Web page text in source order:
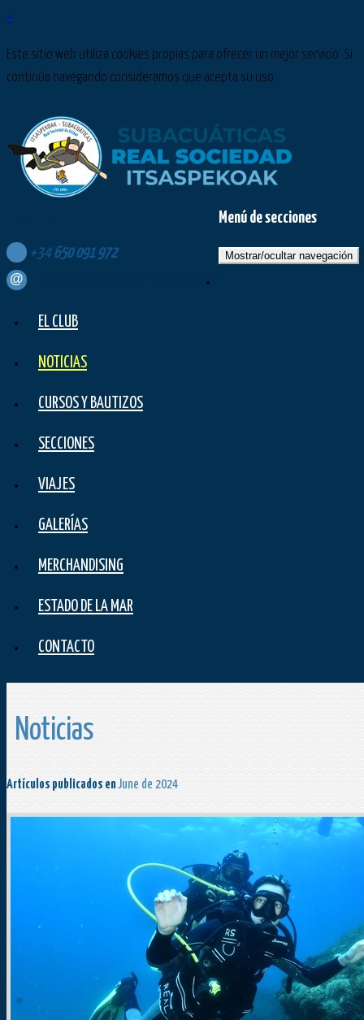
×
Este sitio web utiliza cookies propias para ofrecer un mejor servicio. Si
continúa navegando consideramos que acepta su uso.
+34 650 091 972
contacto@subacuaticasrealsociedad.com
Menú de secciones
Mostrar/ocultar navegación
EL CLUB
NOTICIAS
CURSOS Y BAUTIZOS
SECCIONES
VIAJES
GALERÍAS
MERCHANDISING
ESTADO DE LA MAR
CONTACTO
Noticias
Artículos publicados enJune de 2024